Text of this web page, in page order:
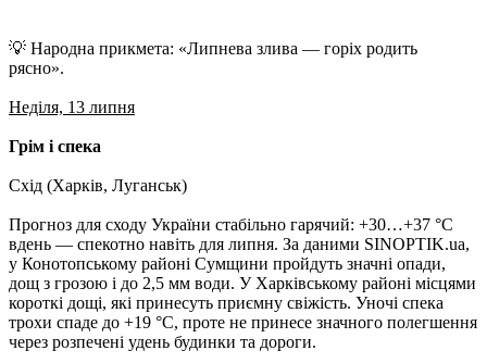
💡 Народна прикмета: «Липнева злива — горіх родить
рясно».
Неділя, 13 липня
Грім і спека
Схід (Харків, Луганськ)
Прогноз для сходу України стабільно гарячий: +30…+37 °C
вдень — спекотно навіть для липня. За даними SINOPTIK.ua,
у Конотопському районі Сумщини пройдуть значні опади,
дощ з грозою і до 2,5 мм води. У Харківському районі місцями
короткі дощі, які принесуть приємну свіжість. Уночі спека
трохи спаде до +19 °C, проте не принесе значного полегшення
через розпечені удень будинки та дороги.